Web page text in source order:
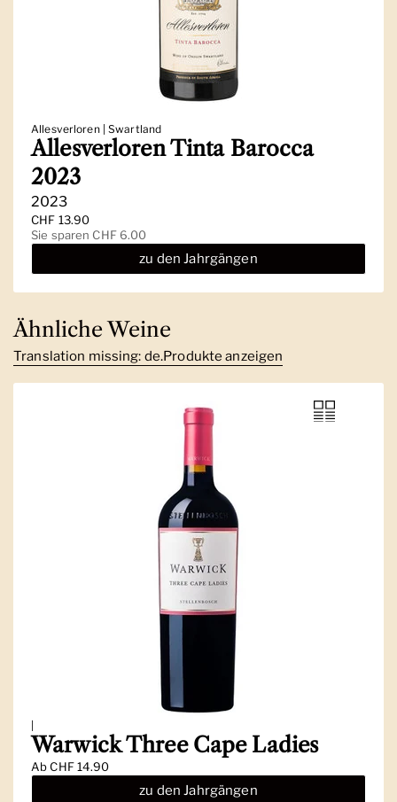
Allesverloren | Swartland
Allesverloren Tinta Barocca
2023
2023
Regulärer Preis
CHF 13.90
Sale-Preis
Sie sparen CHF 6.00
zu den Jahrgängen
Ähnliche Weine
Translation missing: de.Produkte anzeigen
Warwick Three Cape Ladies
AbCHF 14.90
zu den Jahrgängen